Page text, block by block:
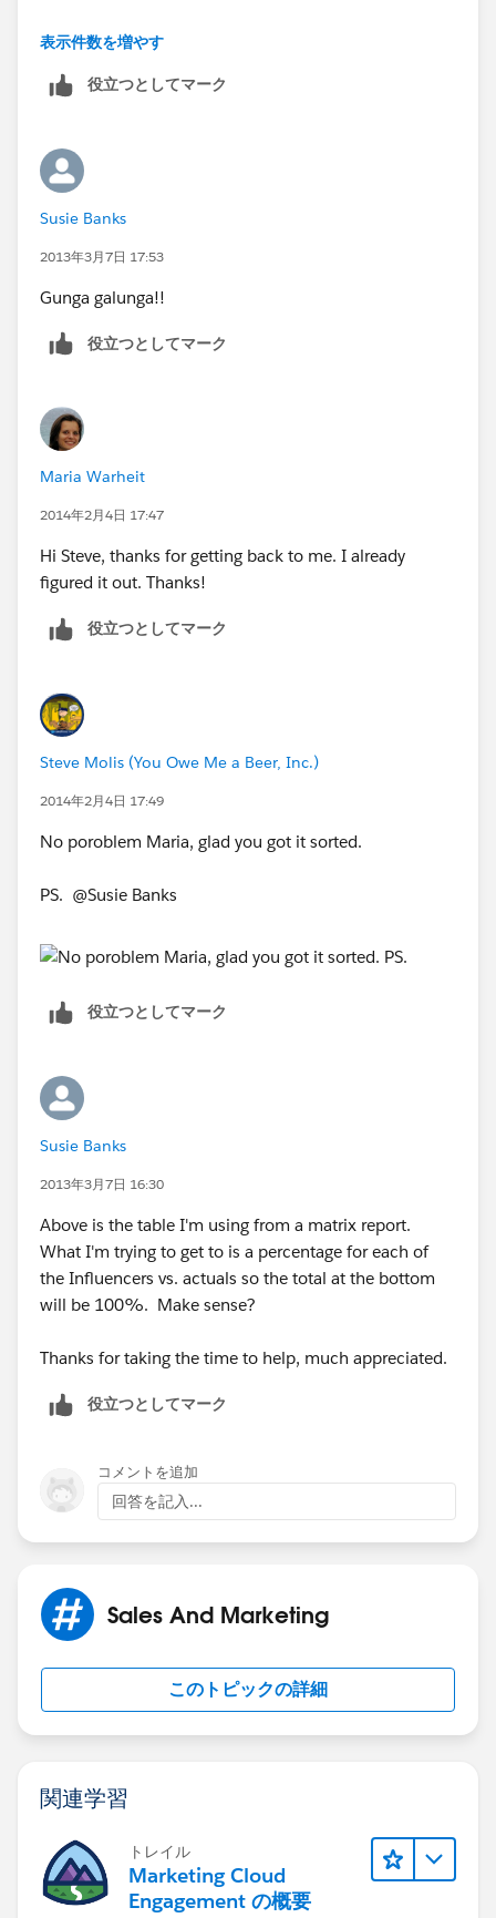
1.
表示件数を増やす
役立つとしてマーク
Susie Banks
2013年3月7日 17:53
Gunga galunga!!
役立つとしてマーク
Maria Warheit
2014年2月4日 17:47
Hi Steve, thanks for getting back to me. I already
figured it out. Thanks!
役立つとしてマーク
Steve Molis (You Owe Me a Beer, Inc.)
2014年2月4日 17:49
No poroblem Maria, glad you got it sorted.
PS. @Susie Banks
役立つとしてマーク
Susie Banks
2013年3月7日 16:30
Above is the table I'm using from a matrix report.
What I'm trying to get to is a percentage for each of
the Influencers vs. actuals so the total at the bottom
will be 100%. Make sense?
Thanks for taking the time to help, much appreciated.
役立つとしてマーク
コメントを追加
回答を記入...
Sales And Marketing
このトピックの詳細
関連学習
トレイル
Marketing Cloud
Engagement の概要